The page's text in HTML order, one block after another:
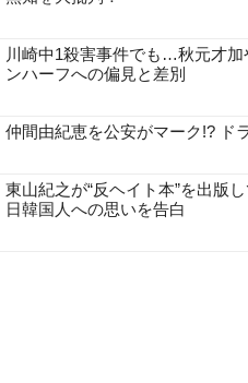
川崎中1殺害事件でも…秋元才
ンハーフへの偏見と差別
仲間由紀恵を公安がマーク!? ド
東山紀之が“反ヘイト本”を出版
日韓国人への思いを告白